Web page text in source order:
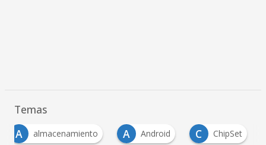
Temas
A
almacenamiento A Android C ChipSet